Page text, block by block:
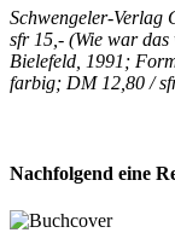
Schwengeler-
sfr 15,- (Wie war
Bielefeld, 1991;
farbig; DM 12,80 /
Nachfolgend eine